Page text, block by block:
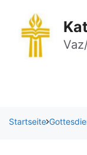
springen
Startseite